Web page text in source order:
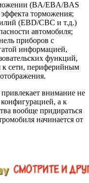
(BA/EBA/BAS
торможения;
(EBD/CBC и т.д.)
автомобиля;
приборов с
информацией,
функций,
к сети, периферийным
внимание не
а к
вообще придираться
начинается от